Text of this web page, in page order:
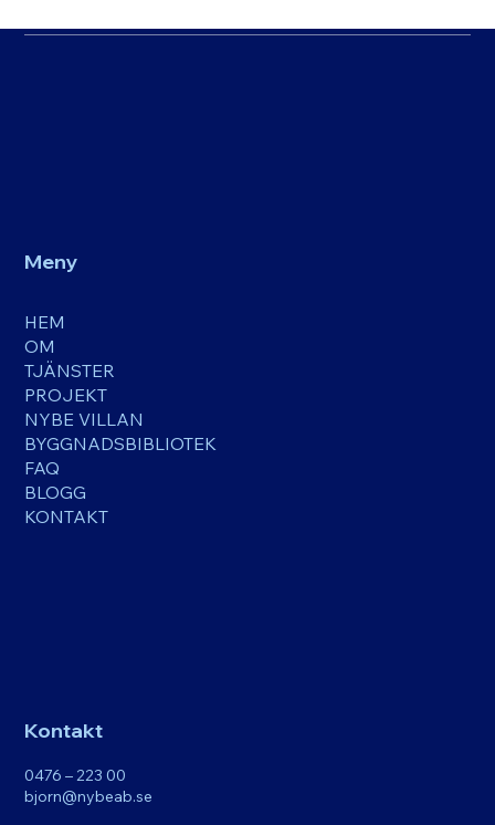
Meny
HEM
OM
TJÄNSTER
PROJEKT
NYBE VILLAN
BYGGNADSBIBLIOTEK
FAQ
BLOGG
KONTAKT
Kontakt
0476 – 223 00
bjorn@nybeab.se